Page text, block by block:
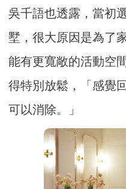
吳千語也透露，當初
墅，很大原因是為了
能有更寬敞的活動空
得特別放鬆，「感覺
可以消除。」